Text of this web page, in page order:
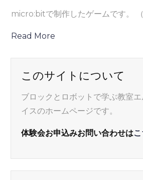
micro:bitで制作したゲームです。
Read More
このサイトについて
ブロックとロボットで学ぶ教室エ
イスのホームページです。
体験会お申込みお問い合わせは